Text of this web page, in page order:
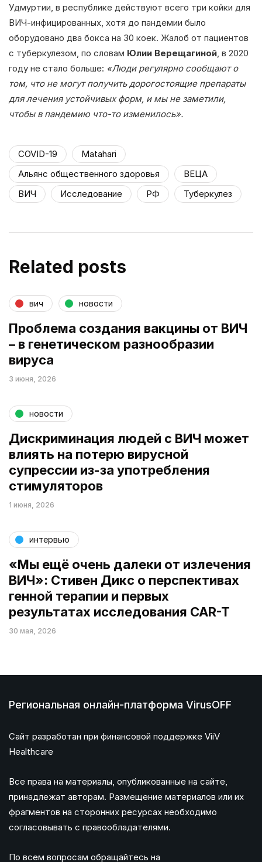
Удмуртии, в республике действуют всего три койки для
ВИЧ-инфицированных, хотя до пандемии было
оборудовано два бокса на 30 коек. Жалоб от пациентов
с туберкулезом, по словам Юлии Верещагиной , в 2020
году не стало больше: «Люди регулярно сообщают о
том, что не могут получить дорогостоящие препараты
для лечения устойчивых форм, и мы не заметили,
чтобы в пандемию что-то изменилось».
COVID-19
Matahari
Альянс общественного здоровья
ВЕЦА
ВИЧ
Исследование РФ Туберкулез
Related posts
вич новости
Проблема создания вакцины от ВИЧ
– в генетическом разнообразии
вируса
3 июня, 2026
новости
Дискриминация людей с ВИЧ может
влиять на потерю вирусной
супрессии из-за употребления
стимуляторов
1 июня, 2026
интервью
«Мы ещё очень далеки от излечения
ВИЧ»: Стивен Дикс о перспективах
генной терапии и первых
результатах исследования CAR-T
30 мая, 2026
Региональная онлайн-платформа VirusOFF
Сайт разработан при финансовой поддержке ViiV
Healthcare
Все права на материалы, опубликованные на сайте,
принадлежат авторам. Размещение материалов или их
фрагментов на сторонних ресурсах необходимо
согласовывать с правообладателями.
По всем вопросам обращайтесь на